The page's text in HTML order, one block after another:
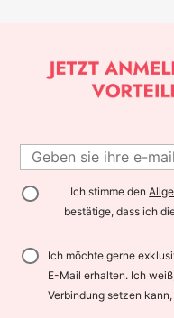
Ich stimme den
bestätige, dass ich
Ich möchte gerne
E-Mail erhalten. Ich
Verbindung setzen